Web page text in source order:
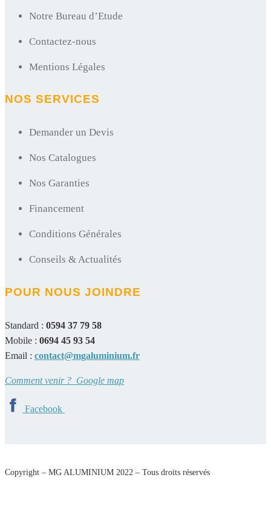
Notre Bureau d’Etude
Contactez-nous
Mentions Légales
NOS SERVICES
Demander un Devis
Nos Catalogues
Nos Garanties
Financement
Conditions Générales
Conseils & Actualités
POUR NOUS JOINDRE
Standard : 0594 37 79 58
Mobile : 0694 45 93 54
Email : contact@mgaluminium.fr
Comment venir ? Google map
Facebook
Copyright – MG ALUMINIUM 2022 – Tous droits réservés